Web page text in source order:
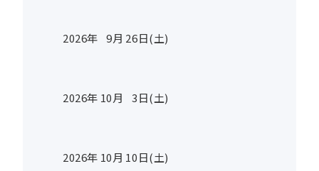
2026年 9月 26日(土)
2026年 10月 3日(土)
2026年 10月 10日(土)